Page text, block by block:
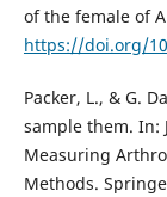
of the female of
https://doi.org/
Packer, L., & G.
sample them. In:
Measuring
Methods.